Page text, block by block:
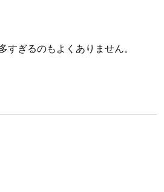
ぎるのもよくありません。